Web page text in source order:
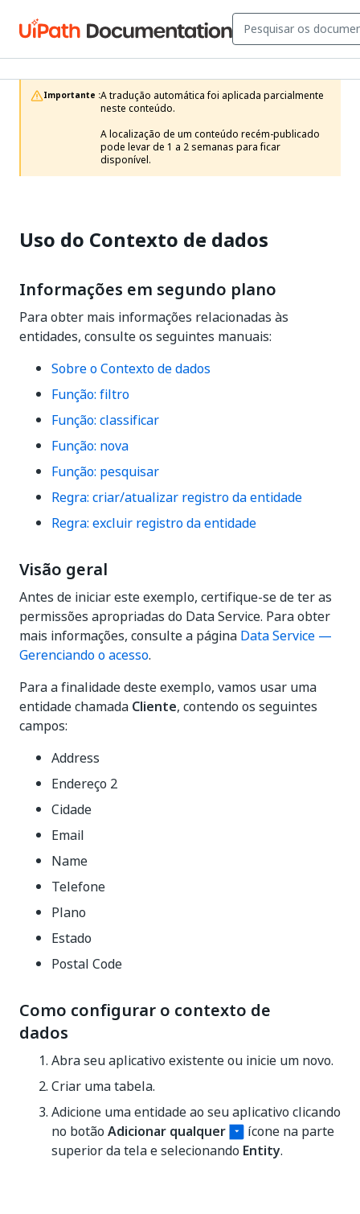
Importante :A tradução automática foi aplicada parcialmente
neste conteúdo.
A localização de um conteúdo recém-publicado
pode levar de 1 a 2 semanas para ficar
disponível.
Uso do Contexto de dados
Informações em segundo plano
Para obter mais informações relacionadas às
entidades, consulte os seguintes manuais:
Sobre o Contexto de dados
Função: filtro
Função: classificar
Função: nova
Função: pesquisar
Regra: criar/atualizar registro da entidade
Regra: excluir registro da entidade
Visão geral
Antes de iniciar este exemplo, certifique-se de ter as
permissões apropriadas do Data Service. Para obter
mais informações, consulte a página Data Service —
Gerenciando o acesso.
Para a finalidade deste exemplo, vamos usar uma
entidade chamada Cliente, contendo os seguintes
campos:
Address
Endereço 2
Cidade
Email
Name
Telefone
Plano
Estado
Postal Code
Como configurar o contexto de
dados
Abra seu aplicativo existente ou inicie um novo.
Criar uma tabela.
Adicione uma entidade ao seu aplicativo clicando
no botão Adicionar qualquer
ícone na parte
superior da tela e selecionando Entity.